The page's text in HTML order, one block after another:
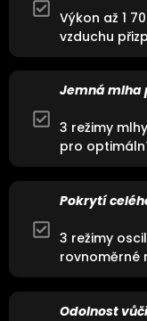
Výkon až 1
vzduchu
Jemná mlha
3 režimy
pro
Pokrytí
3 režimy
rovnoměrné
Odolnost